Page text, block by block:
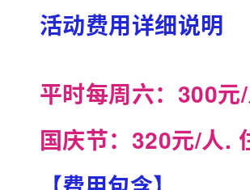
活动费用详细说明
平时每周六：300
国庆节：320元/人.